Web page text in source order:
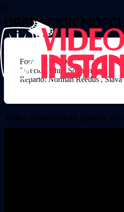
OPERACION
Formato: DVD
Director: Chris Solimine
Reparto: Norman Reedus , Slava
Video relacionado (puede